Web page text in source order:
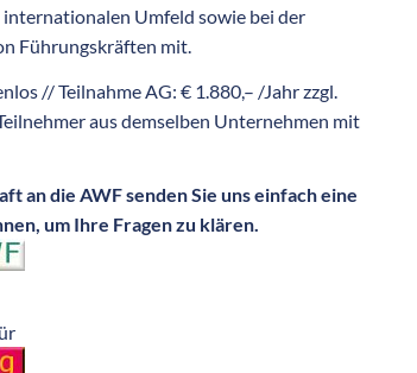
Umfeld sowie bei der
Führungskräften mit.
// Teilnahme AG: € 1.880,– /Jahr zzgl.
aus demselben Unternehmen mit
an die AWF senden Sie uns einfach eine
um Ihre Fragen zu klären.